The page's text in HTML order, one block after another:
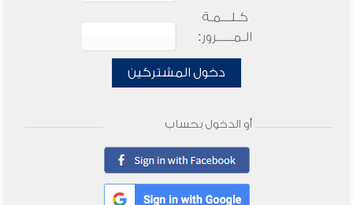
كـلـــمـة
الـمـــــرور:
دخول المشتركين
أو الدخول بحساب